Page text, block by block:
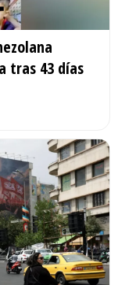
tras 43 días